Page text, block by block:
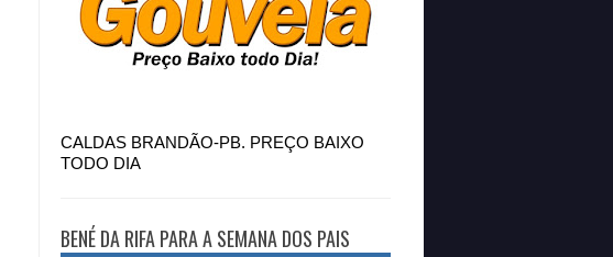
CALDAS BRANDÃO-PB. PREÇO BAIXO
TODO DIA
BENÉ DA RIFA PARA A SEMANA DOS PAIS